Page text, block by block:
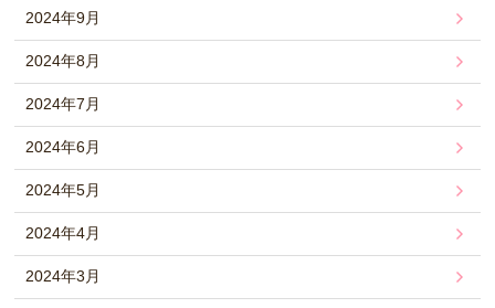
2024年9月
2024年8月
2024年7月
2024年6月
2024年5月
2024年4月
2024年3月